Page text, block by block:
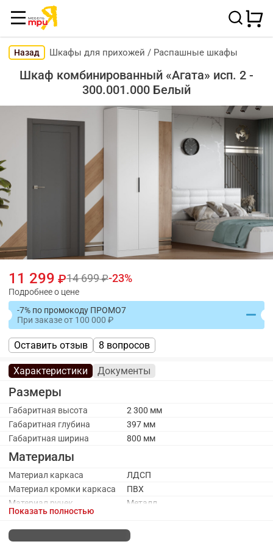
Назад Шкафы для прихожей / Распашные шкафы
Шкаф комбинированный «Агата» исп. 2 -
300.001.000 Белый
11 299 14 699 23
Подробнее о цене
-7% по промокоду ПРОМО7
При заказеот 100 000
Оставить отзыв 8 вопросов
Характеристики Документы
Размеры
Габаритная высота
2 300 мм
Габаритная глубина
397 мм
Габаритная ширина
800 мм
Материалы
Материал каркаса
ЛДСП
Материал кромки каркаса
ПВХ
Материал ручек
Металл
Материал фасада
Каркас
Показать полностью